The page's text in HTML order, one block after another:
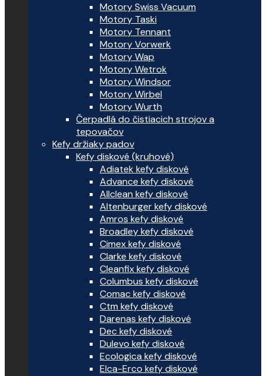
Motory Swiss Vacuum
Motory Taski
Motory Tennant
Motory Vorwerk
Motory Wap
Motory Wetrok
Motory Windsor
Motory Wirbel
Motory Wurth
Čerpadlá do čistiacich strojov a
tepovačov
Kefy držiaky padov
Kefy diskové (kruhové)
Adiatek kefy diskové
Advance kefy diskové
Allclean kefy diskové
Altenburger kefy diskové
Amros kefy diskové
Broadley kefy diskové
Cimex kefy diskové
Clarke kefy diskové
Cleanfix kefy diskové
Columbus kefy diskové
Comac kefy diskové
Ctm kefy diskové
Darenas kefy diskové
Dec kefy diskové
Dulevo kefy diskové
Ecologica kefy diskové
Elca-Erco kefy diskové